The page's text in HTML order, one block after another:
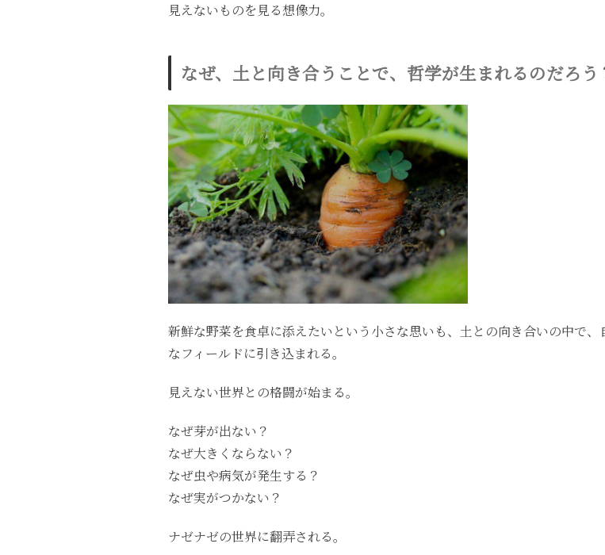
見えないものを見る想像力。
なぜ、土と向き合うことで、哲学が生まれるのだろう
新鮮な野菜を食卓に添えたいという小さな思いも、土との向き合いの中で、
なフィールドに引き込まれる。
見えない世界との格闘が始まる。
なぜ芽が出ない？
なぜ大きくならない？
なぜ虫や病気が発生する？
なぜ実がつかない？
ナゼナゼの世界に翻弄される。